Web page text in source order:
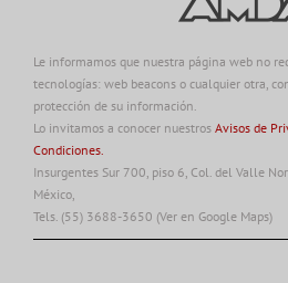
Le informamos que nuestra página web no
tecnologías: web beacons o cualquier otra,
protección de su información.
Lo invitamos a conocer nuestros Avisos de
Condiciones.
Insurgentes Sur 700, piso 6, Col. del Valle
México,
Tels. (55) 3688-3650 (Ver en Google Maps)